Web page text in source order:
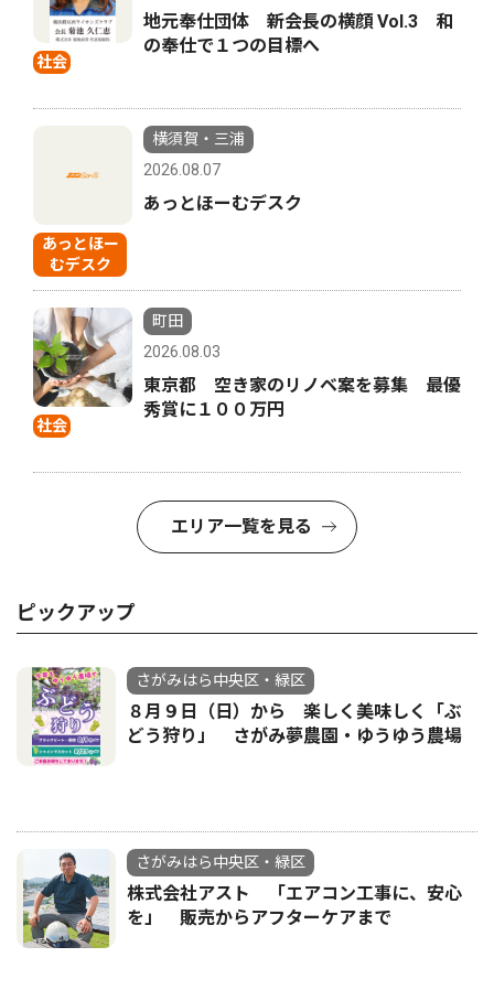
社会
地元奉仕団体 新会長の横顔 Vol.3 和
の奉仕で１つの目標へ
あっとほー
むデスク
横須賀・三浦
2026.08.07
あっとほーむデスク
社会
町田
2026.08.03
東京都 空き家のリノベ案を募集 最優
秀賞に１００万円
エリア一覧を見る
ピックアップ
さがみはら中央区・緑区
８月９日（日）から 楽しく美味しく「ぶ
どう狩り」 さがみ夢農園・ゆうゆう農場
さがみはら中央区・緑区
株式会社アスト 「エアコン工事に、安心
を」 販売からアフターケアまで